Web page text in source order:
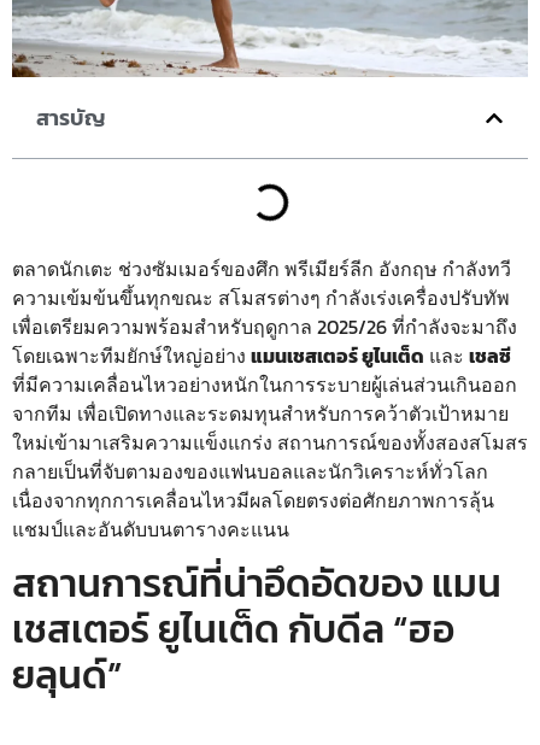
สารบัญ
ตลาดนักเตะ ช่วงซัมเมอร์ของศึก พรีเมียร์ลีก อังกฤษ กำลังทวี
ความเข้มข้นขึ้นทุกขณะ สโมสรต่างๆ กำลังเร่งเครื่องปรับทัพ
เพื่อเตรียมความพร้อมสำหรับฤดูกาล 2025/26 ที่กำลังจะมาถึง
โดยเฉพาะทีมยักษ์ใหญ่อย่าง แมนเชสเตอร์ ยูไนเต็ด และ เชลซี
ที่มีความเคลื่อนไหวอย่างหนักในการระบายผู้เล่นส่วนเกินออก
จากทีม เพื่อเปิดทางและระดมทุนสำหรับการคว้าตัวเป้าหมาย
ใหม่เข้ามาเสริมความแข็งแกร่ง สถานการณ์ของทั้งสองสโมสร
กลายเป็นที่จับตามองของแฟนบอลและนักวิเคราะห์ทั่วโลก
เนื่องจากทุกการเคลื่อนไหวมีผลโดยตรงต่อศักยภาพการลุ้น
แชมป์และอันดับบนตารางคะแนน
สถานการณ์ที่น่าอึดอัดของ แมน
เชสเตอร์ ยูไนเต็ด กับดีล “ฮอ
ยลุนด์”